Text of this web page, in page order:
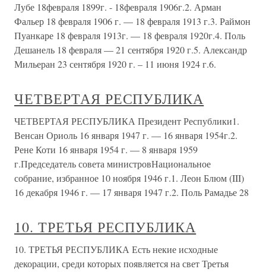
Лубе 18февраля 1899г. - 18февраля 1906г.2. Арман
Фальер 18 февраля 1906 г. — 18 февраля 1913 г.3. Раймон
Пуанкаре 18 февраля 1913г. — 18 февраля 1920г.4. Поль
Дешанель 18 февраля — 21 сентября 1920 г.5. Александр
Мильеран 23 сентября 1920 г. – 11 июня 1924 г.6.
ЧЕТВЕРТАЯ РЕСПУБЛИКА
ЧЕТВЕРТАЯ РЕСПУБЛИКА Президент Республики1.
Венсан Ориоль 16 января 1947 г. — 16 января 1954г.2.
Рене Коти 16 января 1954 г. — 8 января 1959
г.Председатель совета министровНациональное
собрание, избранное 10 ноября 1946 г.1. Леон Блюм (III)
16 декабря 1946 г. — 17 января 1947 г.2. Поль Рамадье 28
10. ТРЕТЬЯ РЕСПУБЛИКА
10. ТРЕТЬЯ РЕСПУБЛИКА Есть некие исходные
декорации, среди которых появляется на свет Третья